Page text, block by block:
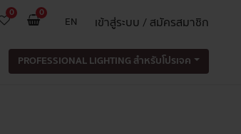
0 0
EN เข้าสู่ระบบ / สมัครสมาชิก
PROFESSIONAL LIGHTING สำหรับโปรเจค